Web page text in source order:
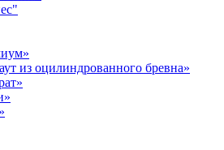
из оцилиндрованного бревна»